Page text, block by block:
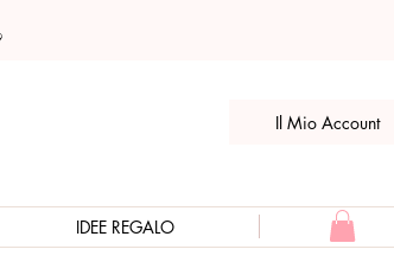
Il Mio Account
IDEE REGALO